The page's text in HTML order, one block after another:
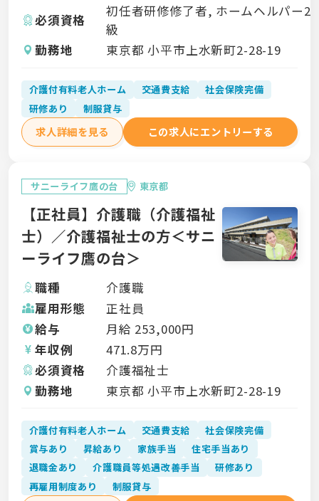
必須資格
初任者研修修了者, ホームヘルパー2
級
勤務地
東京都 小平市上水新町2-28-19
介護付有料老人ホーム 交通費支給
社会保険完備
研修あり
制服貸与
求人詳細を見る この求人にエントリーする
サニーライフ鷹の台 東京都
【正社員】介護職（介護福祉
士）／介護福祉士の方＜サニ
ーライフ鷹の台＞
職種
介護職
雇用形態
正社員
給与
月給 253,000円
年収例
471.8万円
必須資格
介護福祉士
勤務地
東京都 小平市上水新町2-28-19
介護付有料老人ホーム 交通費支給
社会保険完備
賞与あり
昇給あり 家族手当
住宅手当あり
退職金あり
介護職員等処遇改善手当
研修あり
再雇用制度あり
制服貸与